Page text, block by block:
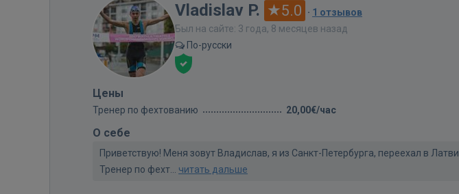
Vladislav P. 5.0 · 1 отзывов
Был на сайте: 3 года, 8 месяцев назад
По-русски
Цены
Тренер по фехтованию 20,00€/час
О себе
Приветствую! Меня зовут Владислав, я из Санкт-Петербурга, переехал в
Тренер по фехт... читать дальше